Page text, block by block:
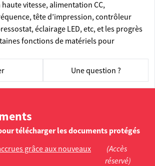
vitesse, alimentation CC,
tête d’impression, contrôleur
éclairage LED, etc, et les progrès
fonctions de matériels pour
Une question ?
télécharger les documents protégés
grâce aux nouveaux
(Accès
réservé)